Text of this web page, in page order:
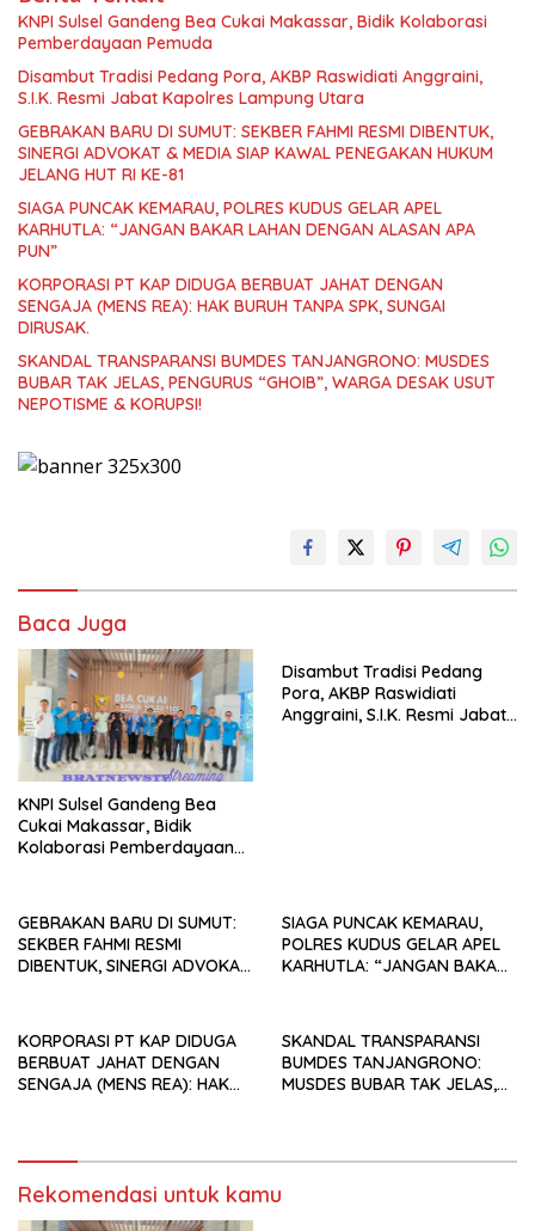
KNPI Sulsel Gandeng Bea Cukai Makassar, Bidik Kolaborasi
Pemberdayaan Pemuda
Disambut Tradisi Pedang Pora, AKBP Raswidiati Anggraini,
S.I.K. Resmi Jabat Kapolres Lampung Utara
GEBRAKAN BARU DI SUMUT: SEKBER FAHMI RESMI DIBENTUK,
SINERGI ADVOKAT & MEDIA SIAP KAWAL PENEGAKAN HUKUM
JELANG HUT RI KE-81
SIAGA PUNCAK KEMARAU, POLRES KUDUS GELAR APEL
KARHUTLA: “JANGAN BAKAR LAHAN DENGAN ALASAN APA
PUN”
KORPORASI PT KAP DIDUGA BERBUAT JAHAT DENGAN
SENGAJA (MENS REA): HAK BURUH TANPA SPK, SUNGAI
DIRUSAK.
SKANDAL TRANSPARANSI BUMDES TANJANGRONO: MUSDES
BUBAR TAK JELAS, PENGURUS “GHOIB”, WARGA DESAK USUT
NEPOTISME & KORUPSI!
Baca Juga
KNPI Sulsel Gandeng Bea
Cukai Makassar, Bidik
Kolaborasi Pemberdayaan
Disambut Tradisi Pedang
Pora, AKBP Raswidiati
Anggraini, S.I.K. Resmi Jabat
GEBRAKAN BARU DI SUMUT:
SEKBER FAHMI RESMI
DIBENTUK, SINERGI ADVOKAT
HUT RI KE-81
SIAGA PUNCAK KEMARAU,
POLRES KUDUS GELAR APEL
KARHUTLA: “JANGAN BAKAR
KORPORASI PT KAP DIDUGA
BERBUAT JAHAT DENGAN
SENGAJA (MENS REA): HAK
SKANDAL TRANSPARANSI
BUMDES TANJANGRONO:
MUSDES BUBAR TAK JELAS,
Rekomendasi untuk kamu